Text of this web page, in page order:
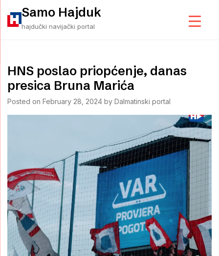
content
Samo Hajduk
hajdučki navijački portal
HNS poslao priopćenje, danas
presica Bruna Marića
Posted on February 28, 2024 by Dalmatinski portal